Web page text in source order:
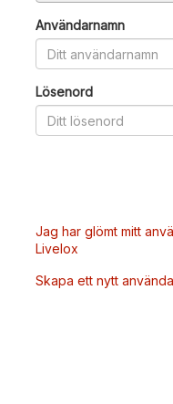
Användarnamn
Lösenord
Jag har glömt mitt
Livelox
Skapa ett nytt